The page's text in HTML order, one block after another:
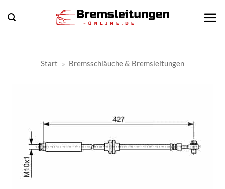
Inhalt
Start » Bremsschläuche & Bremsleitungen